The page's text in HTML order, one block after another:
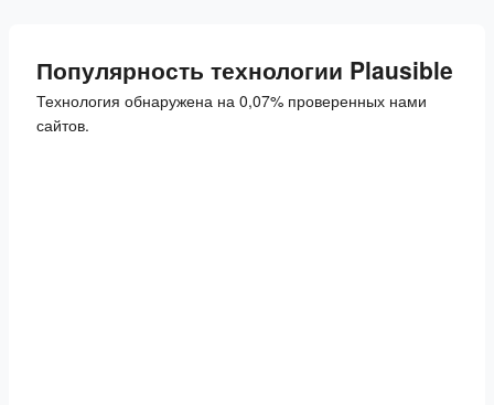
Популярность технологии Plausible
Технология обнаружена на 0,07% проверенных нами
сайтов.